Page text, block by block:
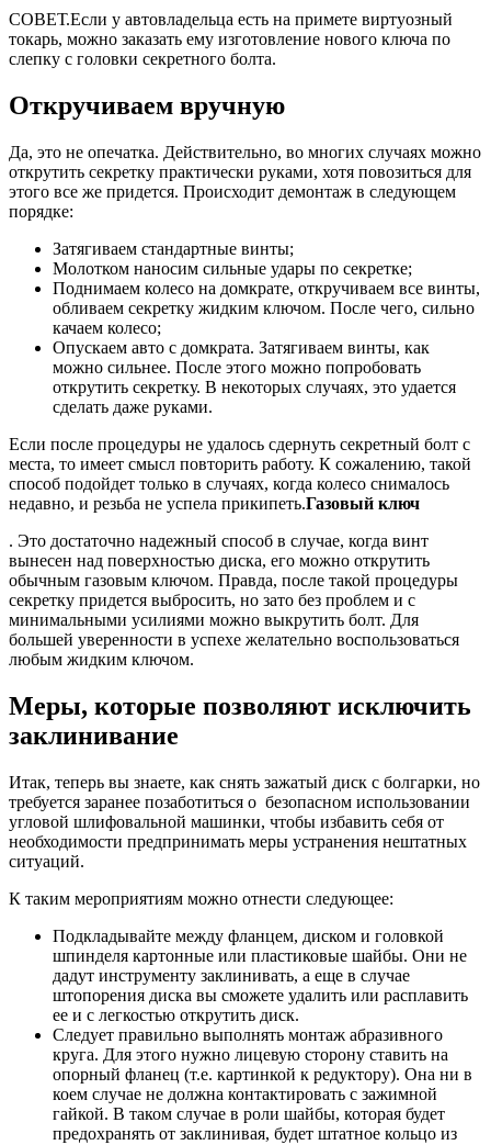
СОВЕТ.Если у автовладельца есть на примете виртуозный
токарь, можно заказать ему изготовление нового ключа по
слепку с головки секретного болта.
Откручиваем вручную
Да, это не опечатка. Действительно, во многих случаях можно
открутить секретку практически руками, хотя повозиться для
этого все же придется. Происходит демонтаж в следующем
порядке:
Затягиваем стандартные винты;
Молотком наносим сильные удары по секретке;
Поднимаем колесо на домкрате, откручиваем все винты,
обливаем секретку жидким ключом. После чего, сильно
качаем колесо;
Опускаем авто с домкрата. Затягиваем винты, как
можно сильнее. После этого можно попробовать
открутить секретку. В некоторых случаях, это удается
сделать даже руками.
Если после процедуры не удалось сдернуть секретный болт с
места, то имеет смысл повторить работу. К сожалению, такой
способ подойдет только в случаях, когда колесо снималось
недавно, и резьба не успела прикипеть.Газовый ключ
. Это достаточно надежный способ в случае, когда винт
вынесен над поверхностью диска, его можно открутить
обычным газовым ключом. Правда, после такой процедуры
секретку придется выбросить, но зато без проблем и с
минимальными усилиями можно выкрутить болт. Для
большей уверенности в успехе желательно воспользоваться
любым жидким ключом.
Меры, которые позволяют исключить
заклинивание
Итак, теперь вы знаете, как снять зажатый диск с болгарки, но
требуется заранее позаботиться о безопасном использовании
угловой шлифовальной машинки, чтобы избавить себя от
необходимости предпринимать меры устранения нештатных
ситуаций.
К таким мероприятиям можно отнести следующее:
Подкладывайте между фланцем, диском и головкой
шпинделя картонные или пластиковые шайбы. Они не
дадут инструменту заклинивать, а еще в случае
штопорения диска вы сможете удалить или расплавить
ее и с легкостью открутить диск.
Следует правильно выполнять монтаж абразивного
круга. Для этого нужно лицевую сторону ставить на
опорный фланец (т.е. картинкой к редуктору). Она ни в
коем случае не должна контактировать с зажимной
гайкой. В таком случае в роли шайбы, которая будет
предохранять от заклинивая, будет штатное кольцо из